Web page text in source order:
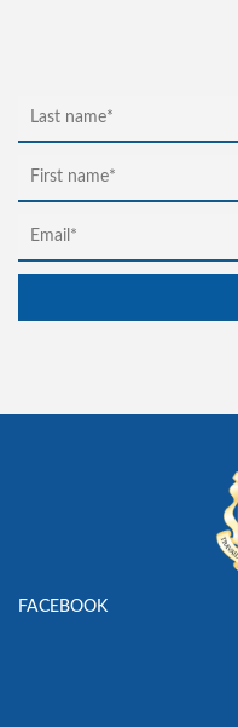
FACEBOOK